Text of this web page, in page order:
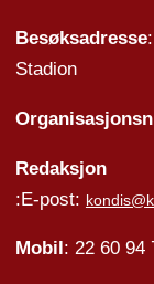
Besøksadresse
Stadion
Redaksjon
:E-post:
Mobil : 22 60 94